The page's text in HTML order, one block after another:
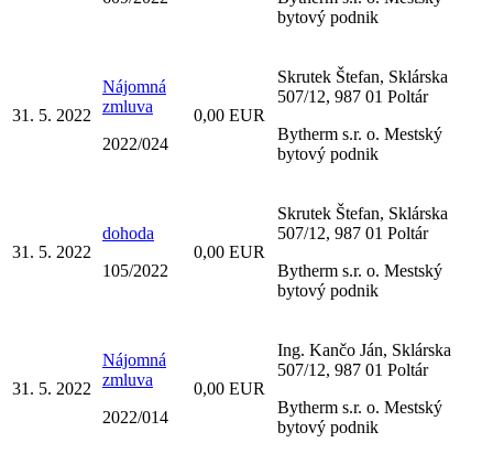
bytový podnik
31. 5. 2022
Nájomná
zmluva
2022/024
0,00 EUR
Skrutek Štefan, Sklárska
507/12, 987 01 Poltár
Bytherm s.r. o. Mestský
bytový podnik
31. 5. 2022
dohoda
105/2022
0,00 EUR
Skrutek Štefan, Sklárska
507/12, 987 01 Poltár
Bytherm s.r. o. Mestský
bytový podnik
31. 5. 2022
Nájomná
zmluva
2022/014
0,00 EUR
Ing. Kančo Ján, Sklárska
507/12, 987 01 Poltár
Bytherm s.r. o. Mestský
bytový podnik